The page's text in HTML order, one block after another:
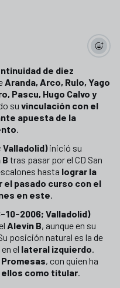
de diez
Aranda, Arco, Rulo, Yago
Pascu, Hugo Calvo y
su vinculación con el
apuesta de la
.
inició su
tras pasar por el CD San
hasta lograr la
el pasado curso con el
en este.
10-2006; Valladolid)
Alevín B, aunque en su
posición natural es la de
el lateral izquierdo.
Promesas, con quien ha
ellos como titular.